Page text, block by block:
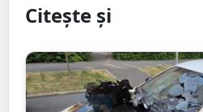
Citește și